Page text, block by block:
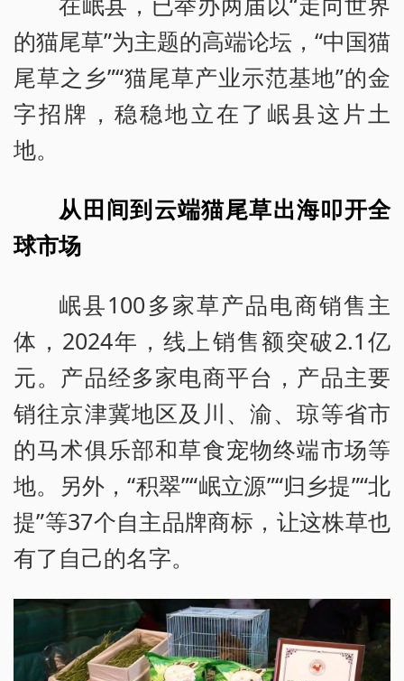
的猫尾草”为主题的高端论坛，“中国猫
尾草之乡”“猫尾草产业示范基地”的金
字招牌，稳稳地立在了岷县这片土
地。
从田间到云端猫尾草出海叩开全
球市场
岷县100多家草产品电商销售主
体，2024年，线上销售额突破2.1亿
元。产品经多家电商平台，产品主要
销往京津冀地区及川、渝、琼等省市
的马术俱乐部和草食宠物终端市场等
地。另外，“积翠”“岷立源”“归乡提”“北
提”等37个自主品牌商标，让这株草也
有了自己的名字。